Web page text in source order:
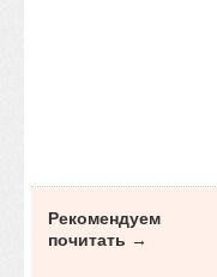
Рекомендуем
почитать →